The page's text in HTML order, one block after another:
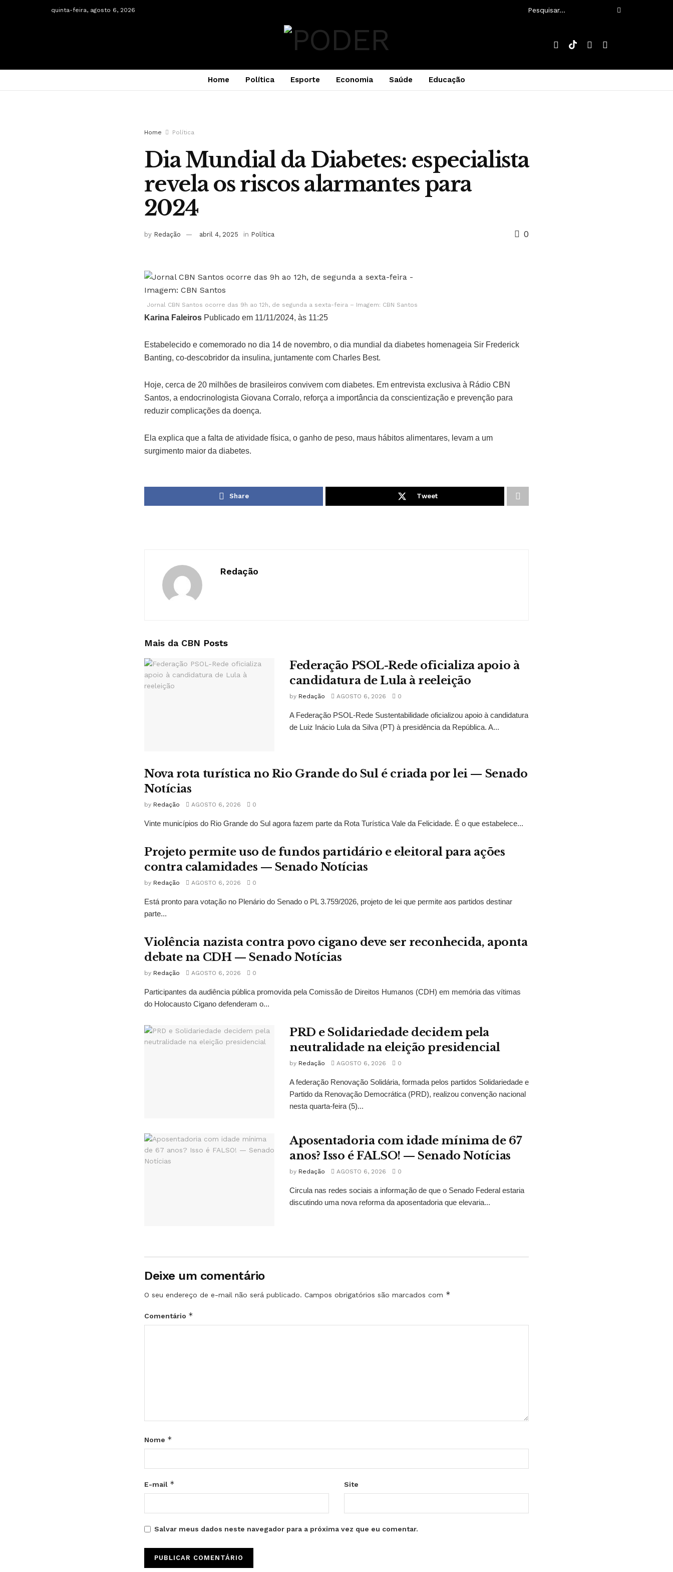
quinta-feira, agosto 6, 2026
Home Política Esporte Economia Saúde Educação
Home Política
Dia Mundial da Diabetes: especialista
revela os riscos alarmantes para
2024
by Redação abril 4, 2025 in Política 0
Jornal CBN Santos ocorre das 9h ao 12h, de segunda a sexta-feira – Imagem: CBN Santos
Karina Faleiros Publicado em 11/11/2024, às 11:25
Estabelecido e comemorado no dia 14 de novembro, o dia mundial da diabetes homenageia Sir Frederick
Banting, co-descobridor da insulina, juntamente com Charles Best.
Hoje, cerca de 20 milhões de brasileiros convivem com diabetes. Em entrevista exclusiva à Rádio CBN
Santos, a endocrinologista Giovana Corralo, reforça a importância da conscientização e prevenção para
reduzir complicações da doença.
Ela explica que a falta de atividade física, o ganho de peso, maus hábitos alimentares, levam a um
surgimento maior da diabetes.
Share Tweet
Redação
Mais da CBN Posts
Federação PSOL-Rede oficializa apoio à
candidatura de Lula à reeleição
by Redação AGOSTO 6, 2026 0
A Federação PSOL-Rede Sustentabilidade oficializou apoio à candidatura
de Luiz Inácio Lula da Silva (PT) à presidência da República. A...
Nova rota turística no Rio Grande do Sul é criada por lei — Senado
Notícias
by Redação AGOSTO 6, 2026 0
Vinte municípios do Rio Grande do Sul agora fazem parte da Rota Turística Vale da Felicidade. É o que estabelece...
Projeto permite uso de fundos partidário e eleitoral para ações
contra calamidades — Senado Notícias
by Redação AGOSTO 6, 2026 0
Está pronto para votação no Plenário do Senado o PL 3.759/2026, projeto de lei que permite aos partidos destinar
parte...
Violência nazista contra povo cigano deve ser reconhecida, aponta
debate na CDH — Senado Notícias
by Redação AGOSTO 6, 2026 0
Participantes da audiência pública promovida pela Comissão de Direitos Humanos (CDH) em memória das vítimas
do Holocausto Cigano defenderam o...
PRD e Solidariedade decidem pela
neutralidade na eleição presidencial
by Redação AGOSTO 6, 2026 0
A federação Renovação Solidária, formada pelos partidos Solidariedade e
Partido da Renovação Democrática (PRD), realizou convenção nacional
nesta quarta-feira (5)...
Aposentadoria com idade mínima de 67
anos? Isso é FALSO! — Senado Notícias
by Redação AGOSTO 6, 2026 0
Circula nas redes sociais a informação de que o Senado Federal estaria
discutindo uma nova reforma da aposentadoria que elevaria...
Deixe um comentário
O seu endereço de e-mail não será publicado. Campos obrigatórios são marcados com *
Comentário *
Nome *
E-mail * Site
Salvar meus dados neste navegador para a próxima vez que eu comentar.